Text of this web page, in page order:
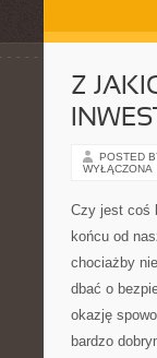
Z
POSTED
WYŁĄCZONA
Czy jest coś
końcu od
chociażby
dbać o
okazję
bardzo